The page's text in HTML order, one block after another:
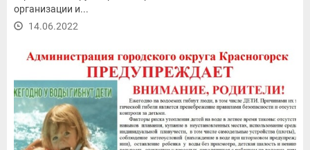
организации и...
14.06.2022